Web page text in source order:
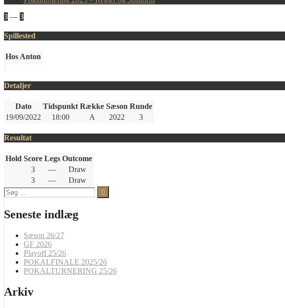
3 — 3
Spillested
Hos Anton
Detaljer
Dato Tidspunkt Række Sæson Runde
19/09/2022
18:00 A 2022 3
Resultat
Hold Score Legs Outcome
3
—
Draw
3
—
Draw
Søg
efter:
Seneste indlæg
Sæson 26/27
GF 2026
Playoff 25/26
POKALFINALE 2025/26
POKALTURNERING 25/26
Arkiv